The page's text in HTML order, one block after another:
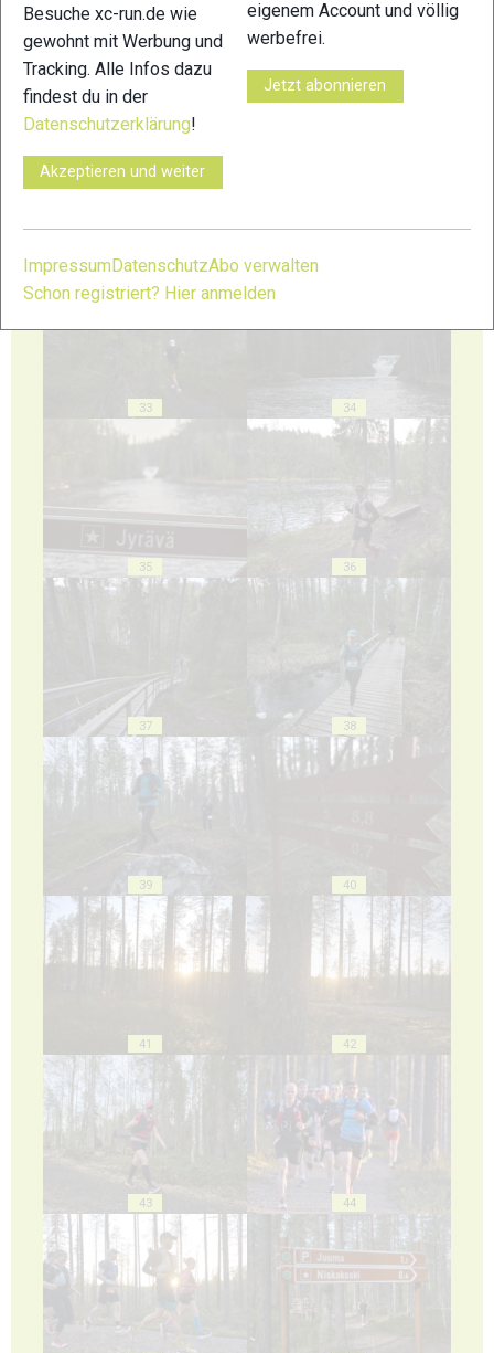
30
33 34
35 36
37 38
39 40
41 42
43 44
Besuche xc-run.de wie
gewohnt mit Werbung und
Tracking. Alle Infos dazu
findest du in der
Datenschutzerklärung!
Akzeptieren und weiter
eigenem Account und völlig
werbefrei.
Jetzt abonnieren
Impressum DatenschutzAbo verwalten
Schon registriert? Hier anmelden